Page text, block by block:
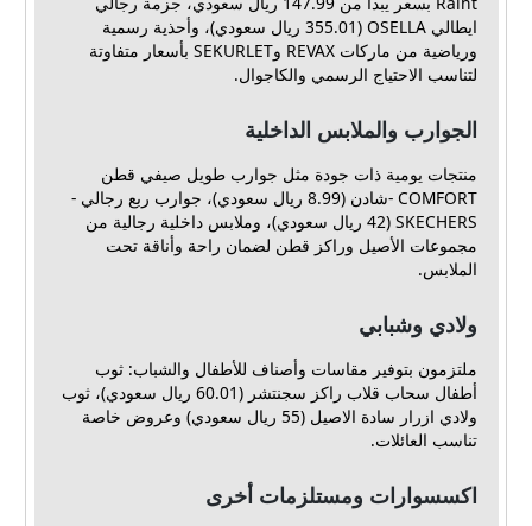
ايطالي OSELLA (355.01 ريال سعودي)، وأحذية رسمية
ورياضية من ماركات REVAX وSEKURLET بأسعار متفاوتة
لتناسب الاحتياج الرسمي والكاجوال.
الجوارب والملابس الداخلية
منتجات يومية ذات جودة مثل جوارب طويل صيفي قطن
COMFORT -شادن (8.99 ريال سعودي)، جوارب ربع رجالي -
SKECHERS (42 ريال سعودي)، وملابس داخلية رجالية من
مجموعات الأصيل وراكز قطن لضمان راحة وأناقة تحت
الملابس.
ولادي وشبابي
ملتزمون بتوفير مقاسات وأصناف للأطفال والشباب: ثوب
أطفال سحاب قلاب راكز سجنتشر (60.01 ريال سعودي)، ثوب
ولادي ازرار سادة الاصيل (55 ريال سعودي) وعروض خاصة
تناسب العائلات.
اكسسوارات ومستلزمات أخرى